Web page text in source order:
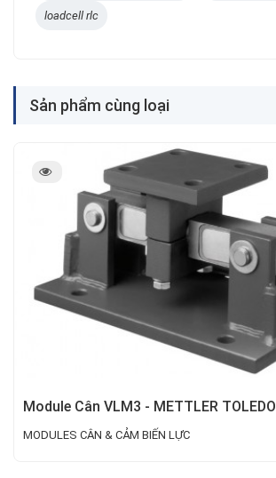
loadcell rlc
Sản phẩm cùng loại
Module Cân VLM3 - METTLER TOLEDO
MODULES CÂN & CẢM BIẾN LỰC